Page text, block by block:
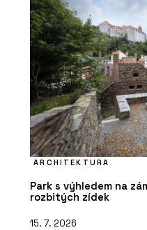
ARCHITEKTURA
Park s výhledem na
rozbitých zídek
15. 7. 2026